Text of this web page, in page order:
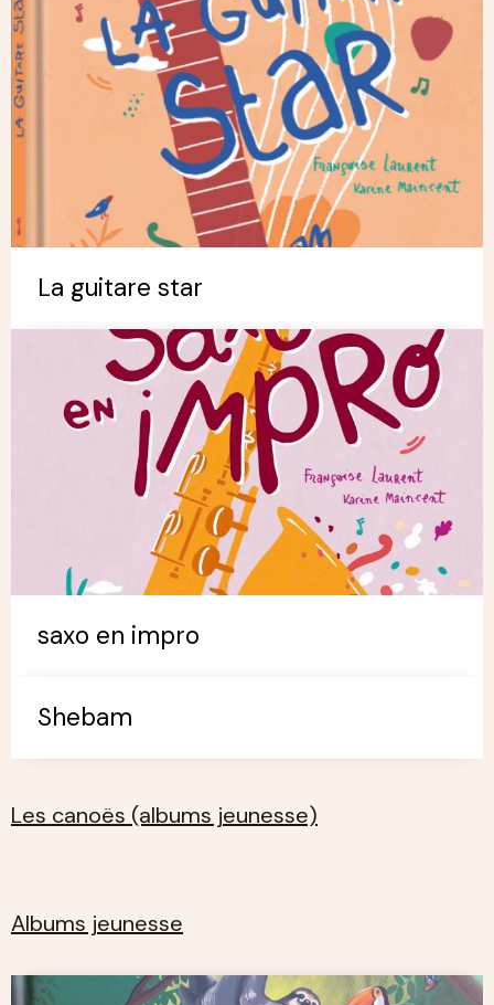
La guitare star
saxo en impro
Shebam
Les canoës (albums jeunesse)
Albums jeunesse